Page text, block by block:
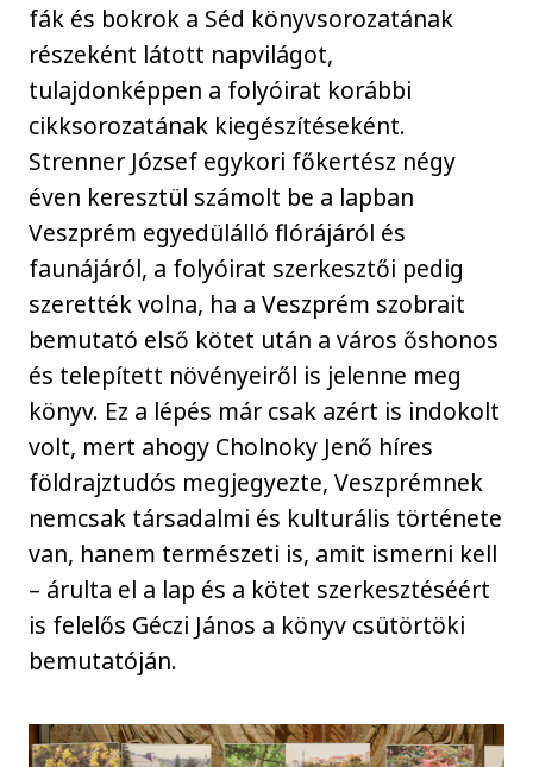
fák és bokrok a Séd könyvsorozatának
részeként látott napvilágot,
tulajdonképpen a folyóirat korábbi
cikksorozatának kiegészítéseként.
Strenner József egykori főkertész négy
éven keresztül számolt be a lapban
Veszprém egyedülálló flórájáról és
faunájáról, a folyóirat szerkesztői pedig
szerették volna, ha a Veszprém szobrait
bemutató első kötet után a város őshonos
és telepített növényeiről is jelenne meg
könyv. Ez a lépés már csak azért is indokolt
volt, mert ahogy Cholnoky Jenő híres
földrajztudós megjegyezte, Veszprémnek
nemcsak társadalmi és kulturális története
van, hanem természeti is, amit ismerni kell
– árulta el a lap és a kötet szerkesztéséért
is felelős Géczi János a könyv csütörtöki
bemutatóján.